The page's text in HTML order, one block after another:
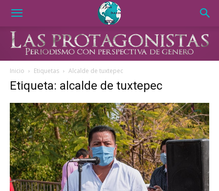
Inicio Etiquetas Alcalde de tuxtepec
Etiqueta: alcalde de tuxtepec